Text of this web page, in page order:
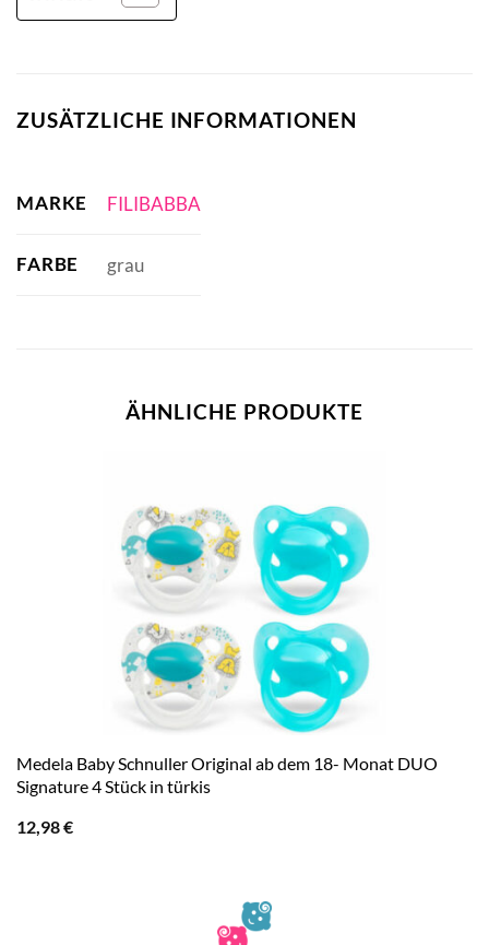
ZUSÄTZLICHE INFORMATIONEN
MARKE FILIBABBA
FARBE grau
ÄHNLICHE PRODUKTE
Medela Baby Schnuller Original ab dem 18- Monat DUO
Signature 4 Stück in türkis
12,98€